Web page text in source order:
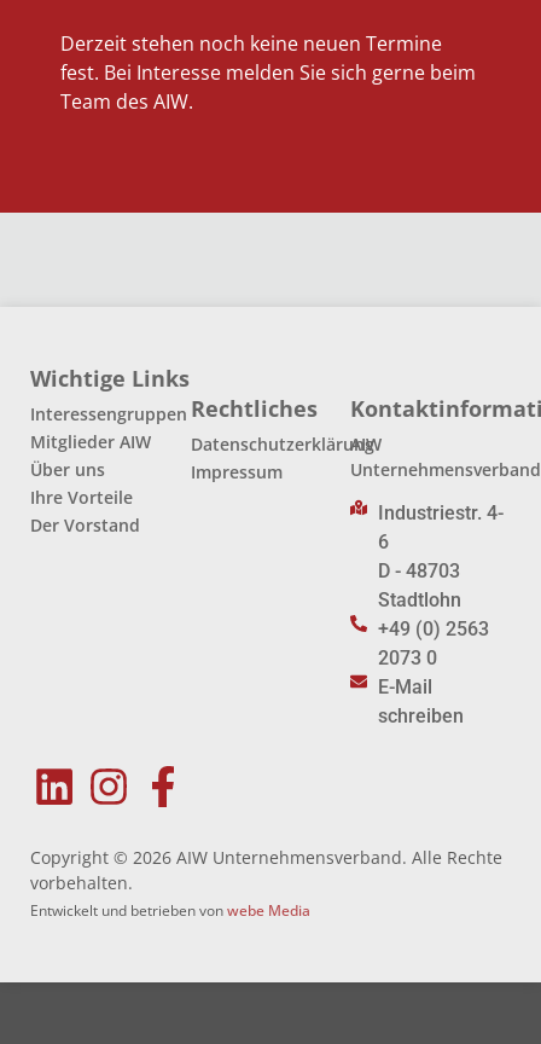
Derzeit stehen noch keine neuen Termine
fest. Bei Interesse melden Sie sich gerne beim
Team des AIW.
Wichtige Links
Interessengruppen
Mitglieder AIW
Über uns
Ihre Vorteile
Der Vorstand
Rechtliches
Datenschutzerklärung
Impressum
AIW
Unternehmensverband
Industriestr. 4-
6
D - 48703
Stadtlohn
+49 (0) 2563
2073 0
E-Mail
schreiben
Copyright © 2026 AIW Unternehmensverband. Alle Rechte
vorbehalten.
Entwickelt und betrieben vonwebe Media